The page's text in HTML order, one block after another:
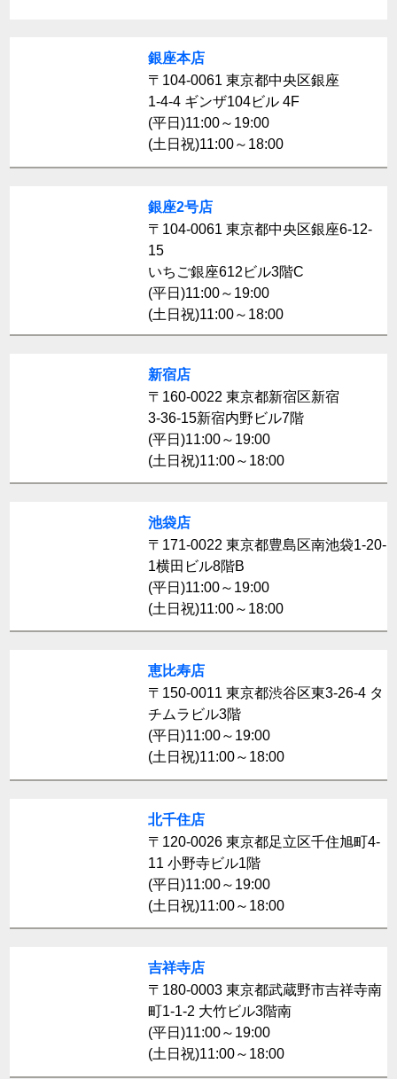
銀座本店
〒104-0061 東京都中央区銀座
1-4-4 ギンザ104ビル 4F
(平日)11:00～19:00
(土日祝)11:00～18:00
銀座2号店
〒104-0061 東京都中央区銀座6-12-
15
いちご銀座612ビル3階C
(平日)11:00～19:00
(土日祝)11:00～18:00
新宿店
〒160-0022 東京都新宿区新宿
3-36-15新宿内野ビル7階
(平日)11:00～19:00
(土日祝)11:00～18:00
池袋店
〒171-0022 東京都豊島区南池袋1-20-
1横田ビル8階B
(平日)11:00～19:00
(土日祝)11:00～18:00
恵比寿店
〒150-0011 東京都渋谷区東3-26-4 タ
チムラビル3階
(平日)11:00～19:00
(土日祝)11:00～18:00
北千住店
〒120-0026 東京都足立区千住旭町4-
11 小野寺ビル1階
(平日)11:00～19:00
(土日祝)11:00～18:00
吉祥寺店
〒180-0003 東京都武蔵野市吉祥寺南
町1-1-2 大竹ビル3階南
(平日)11:00～19:00
(土日祝)11:00～18:00